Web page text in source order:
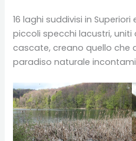
16 laghi suddivisi in
piccoli specchi lacustri,
cascate, creano quello che
paradiso naturale